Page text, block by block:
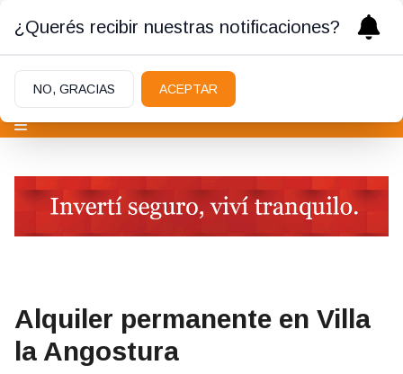
Alquiler permanente en Villa
la Angostura
¿Querés recibir nuestras notificaciones?
NO, GRACIAS ACEPTAR